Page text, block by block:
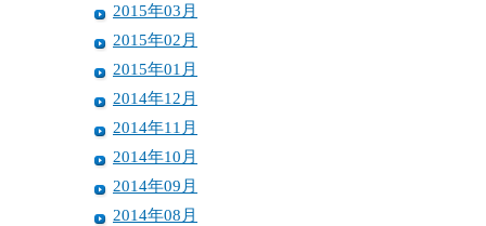
2015年03月
2015年02月
2015年01月
2014年12月
2014年11月
2014年10月
2014年09月
2014年08月